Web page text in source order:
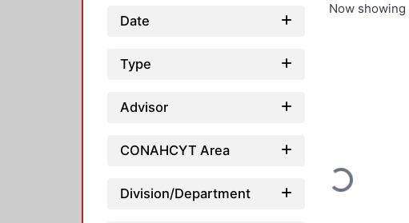
Date
Type
Advisor
CONAHCYT Area
Division/Department
Now showing
Loading...